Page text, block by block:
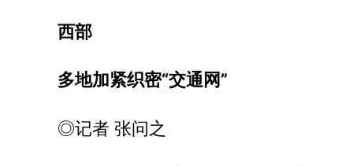
西部
多地加紧织密“交通网”
◎记者 张问之